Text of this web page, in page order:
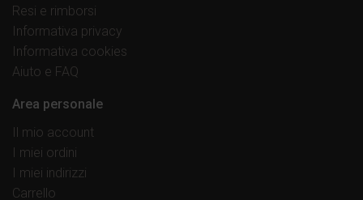
Resi e rimborsi
Informativa privacy
Informativa cookies
Aiuto e FAQ
Area personale
Il mio account
I miei ordini
I miei indirizzi
Carrello